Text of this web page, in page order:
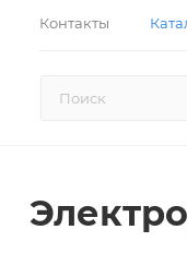
Контакты